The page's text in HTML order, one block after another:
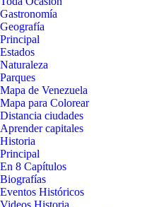
Gastronomía
Geografía
Principal
Estados
Naturaleza
Parques
Mapa de Venezuela
Mapa para Colorear
Distancia ciudades
Aprender capitales
Historia
Principal
En 8 Capítulos
Biografías
Eventos Históricos
Videos Historia